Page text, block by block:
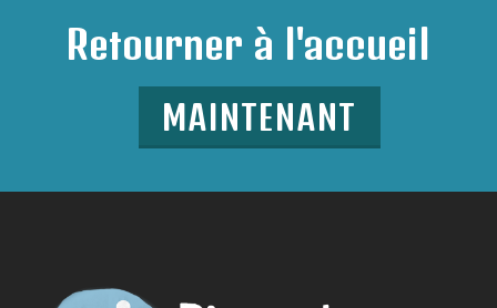
Retourner à l'accueil
MAINTENANT